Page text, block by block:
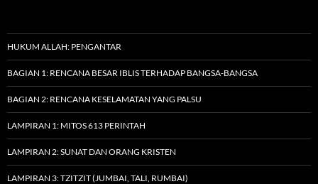
HUKUM ALLAH: PENGANTAR
BAGIAN 1: RENCANA BESAR IBLIS TERHADAP BANGSA-BANGSA
BAGIAN 2: RENCANA KESELAMATAN YANG PALSU
LAMPIRAN 1: MITOS 613 PERINTAH
LAMPIRAN 2: SUNAT DAN ORANG KRISTEN
LAMPIRAN 3: TZITZIT (JUMBAI, TALI, RUMBAI)